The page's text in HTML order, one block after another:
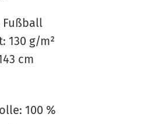
Fußball
130 g/m²
cm
100 %